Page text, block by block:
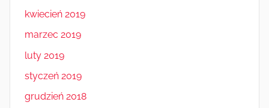
kwiecień 2019
marzec 2019
luty 2019
styczeń 2019
grudzień 2018